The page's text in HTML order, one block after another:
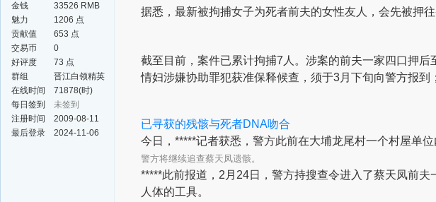
金钱
33526 RMB
魅力
1206 点
贡献值
653 点
交易币
0
好评度
73 点
群组
晋江白领精英
群
在线时间
71878(时)
每日签到
未签到
注册时间
2009-08-11
最后登录
2024-11-06
据悉，最新被拘捕女子为死者前夫的女性友人，会先被押
截至目前，案件已累计拘捕7人。涉案的前夫一家四口押
情妇涉嫌协助罪犯获准保释候查，须于3月下旬向警方报
已寻获的残骸与死者DNA吻合
今日，*****记者获悉，警方此前在大埔龙尾村一个村屋单
警方将继续追查蔡天凤遗骸。
*****此前报道，2月24日，警方持搜查令进入了蔡天凤前
人体的工具。